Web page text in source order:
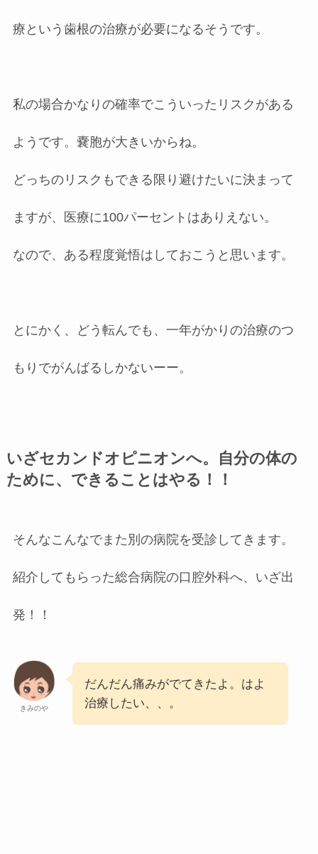
療という歯根の治療が必要になるそうです。
私の場合かなりの確率でこういったリスクがある
ようです。嚢胞が大きいからね。
どっちのリスクもできる限り避けたいに決まって
ますが、医療に100パーセントはありえない。
なので、ある程度覚悟はしておこうと思います。
とにかく、どう転んでも、一年がかりの治療のつ
もりでがんばるしかないーー。
いざセカンドオピニオンへ。自分の体の
ために、できることはやる！！
そんなこんなでまた別の病院を受診してきます。
紹介してもらった総合病院の口腔外科へ、いざ出
発！！
きみのや
だんだん痛みがでてきたよ。はよ
治療したい、、。